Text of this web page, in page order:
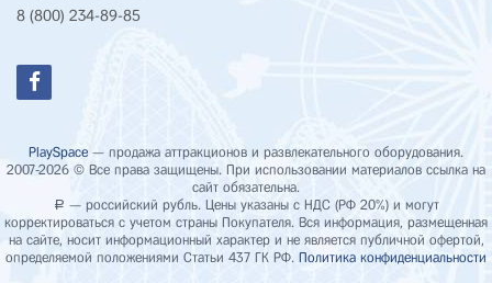
8 (800) 234-89-85
PlaySpace — продажа аттракционов и развлекательного оборудования.
2007-2026 © Все права защищены. При использовании материалов ссылка на
сайт обязательна.
Р — российский рубль. Цены указаны с НДС (РФ 20%) и могут
корректироваться с учетом страны Покупателя. Вся информация, размещенная
на сайте, носит информационный характер и не является публичной офертой,
определяемой положениями Статьи 437 ГК РФ. Политика конфиденциальности